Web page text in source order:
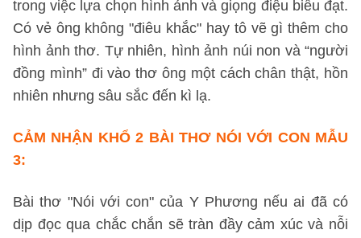
trong việc lựa chọn hình ảnh và giọng điệu biểu đạt.
Có vẻ ông không "điêu khắc" hay tô vẽ gì thêm cho
hình ảnh thơ. Tự nhiên, hình ảnh núi non và “người
đồng mình” đi vào thơ ông một cách chân thật, hồn
nhiên nhưng sâu sắc đến kì lạ.
CẢM NHẬN KHỔ 2 BÀI THƠ NÓI VỚI CON MẪU
3:
Bài thơ "Nói với con" của Y Phương nếu ai đã có
dịp đọc qua chắc chắn sẽ tràn đầy cảm xúc và nỗi